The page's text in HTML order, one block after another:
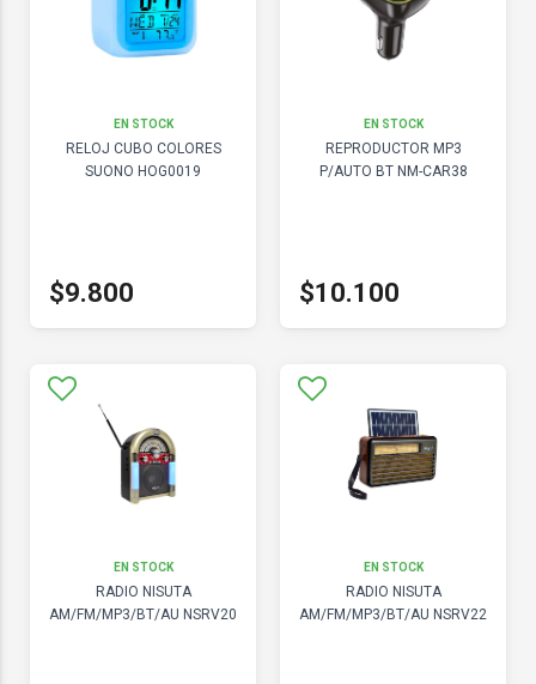
EN STOCK
RELOJ CUBO COLORES
SUONO HOG0019
$9.800
EN STOCK
REPRODUCTOR MP3
P/AUTO BT NM-CAR38
$10.100
EN STOCK
RADIO NISUTA
AM/FM/MP3/BT/AU NSRV20
EN STOCK
RADIO NISUTA
AM/FM/MP3/BT/AU NSRV22